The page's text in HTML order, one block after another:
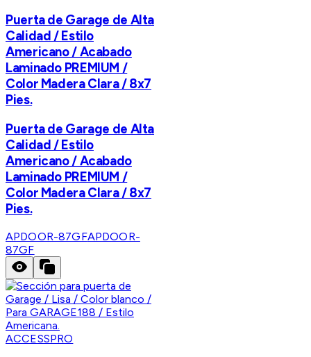
Puerta de Garage de Alta
Calidad / Estilo
Americano / Acabado
Laminado PREMIUM /
Color Madera Clara / 8x7
Pies.
Puerta de Garage de Alta
Calidad / Estilo
Americano / Acabado
Laminado PREMIUM /
Color Madera Clara / 8x7
Pies.
APDOOR-87GFAPDOOR-
87GF
ACCESSPRO